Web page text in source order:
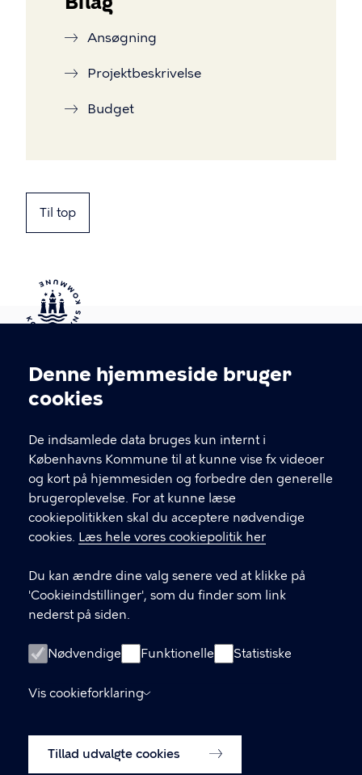
Cookieindstillinger
Denne hjemmeside bruger
cookies
De indsamlede data bruges kun internt i
Københavns Kommune til at kunne vise fx videoer
og kort på hjemmesiden og forbedre den generelle
brugeroplevelse. For at kunne læse
cookiepolitikken skal du acceptere nødvendige
cookies. Læs hele vores cookiepolitik her
Du kan ændre dine valg senere ved at klikke på
'Cookieindstillinger', som du finder som link
nederst på siden.
Nødvendige Funktionelle Statistiske
Vis cookieforklaring
Tillad udvalgte cookies
Ansøgning
Projektbeskrivelse
Budget
Til top
Kontakt Københavns Kommune
T
fFind andre kontakter her
CVR-nummer64942212
GENVEJE
Digital Post
Databeskyttelse
Tilgængelighedserklæring
Om hjemmesiden
Cookiepolitik